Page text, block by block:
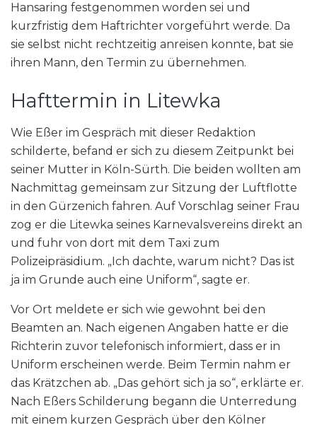
Hansaring festgenommen worden sei und
kurzfristig dem Haftrichter vorgeführt werde. Da
sie selbst nicht rechtzeitig anreisen konnte, bat sie
ihren Mann, den Termin zu übernehmen.
Hafttermin in Litewka
Wie Eßer im Gespräch mit dieser Redaktion
schilderte, befand er sich zu diesem Zeitpunkt bei
seiner Mutter in Köln-Sürth. Die beiden wollten am
Nachmittag gemeinsam zur Sitzung der Luftflotte
in den Gürzenich fahren. Auf Vorschlag seiner Frau
zog er die Litewka seines Karnevalsvereins direkt an
und fuhr von dort mit dem Taxi zum
Polizeipräsidium. „Ich dachte, warum nicht? Das ist
ja im Grunde auch eine Uniform“, sagte er.
Vor Ort meldete er sich wie gewohnt bei den
Beamten an. Nach eigenen Angaben hatte er die
Richterin zuvor telefonisch informiert, dass er in
Uniform erscheinen werde. Beim Termin nahm er
das Krätzchen ab. „Das gehört sich ja so“, erklärte er.
Nach Eßers Schilderung begann die Unterredung
mit einem kurzen Gespräch über den Kölner